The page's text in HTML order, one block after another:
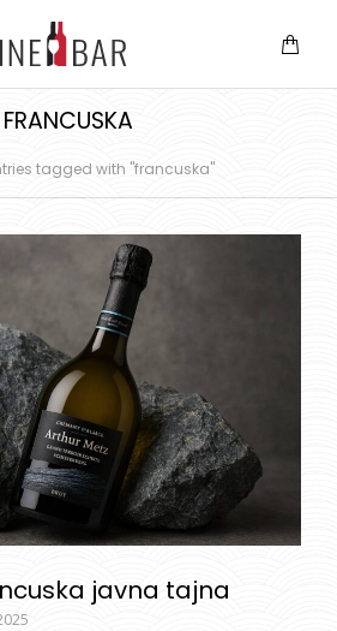
FRANCUSKA
tagged with "francuska"
javna tajna